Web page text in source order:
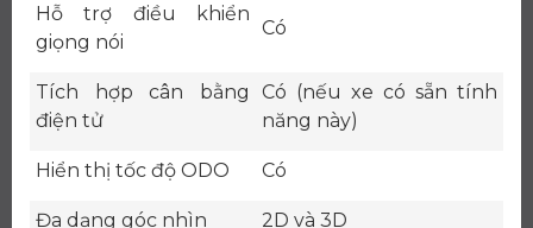
Hỗ trợ điều khiển
giọng nói
Có
Tích hợp cân bằng
điện tử
Có (nếu xe có sẵn tính
năng này)
Hiển thị tốc độ ODO Có
Đa dạng góc nhìn 2D và 3D